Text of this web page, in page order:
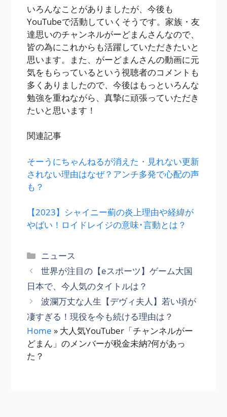
いろんなことがありましたが、今後も
YouTubeで活動していくそうです。家族・友
達思いのチャンネルがーどまんさんなので、
皆の為にこれからも活躍していただきたいと
思います。また、がーどまんさんの動画に元
気をもらっているという視聴者のコメントも
多くありましたので、今後はもっといろんな
勉強を重ねながら、真摯に頑張っていただき
たいと思います！
関連記事
そーうにちゃんねるが消えた・見れない更新
されない理由はなぜ？アンチ多発で心配の声
も？
【2023】シャイニー薊の炎上理由や経緯が
やばい！ロイドレイジの意味･言動とは？
カ
テ
リ
ー
ニュース
世界が注目の【eスポーツ】ゲーム大国
日本で、今人気のタイトルは？
波瀾万丈な人生【デヴィ夫人】若い頃が
凄すぎる！現役を今も続ける理由は？
Home » 大人気YouTuber「チャンネルがー
どまん」のメンバーが税金未納?何があっ
た？